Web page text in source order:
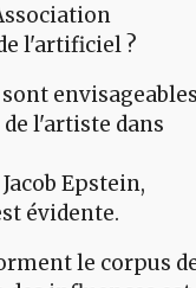
l'artificiel ?
l'artiste dans
Epstein,
évidente.
le corpus